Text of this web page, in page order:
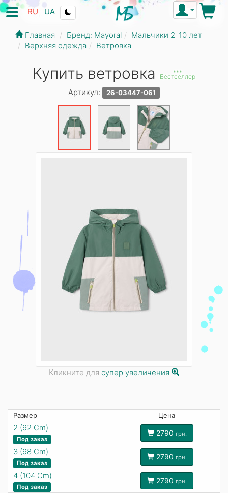
RU UA
Главная Бренд: Mayoral
Мальчики 2-10 лет
Верхняя одежда
Ветровка
Купить ветровка ***
Бестселлер
Артикул: 26-03447-061
Кликните для супер увеличения
Размер Цена
2 (92 Cm)
Под заказ
2790 грн.
3 (98 Cm)
Под заказ
2790 грн.
4 (104 Cm)
Под заказ
2790 грн.